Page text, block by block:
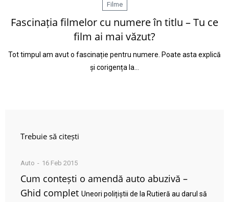
Filme
Fascinația filmelor cu numere în titlu – Tu ce
film ai mai văzut?
Tot timpul am avut o fascinație pentru numere. Poate asta explică
și corigența la…
Trebuie să citești
Auto 16 Feb 2015
Cum contești o amendă auto abuzivă –
Ghid complet Uneori polițiștii de la Rutieră au darul să